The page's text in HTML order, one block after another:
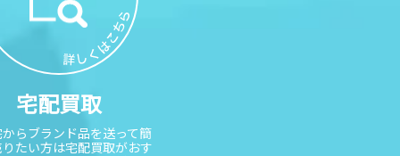
宅配買取
からブランド品を送って簡
たい方は宅配買取がおす